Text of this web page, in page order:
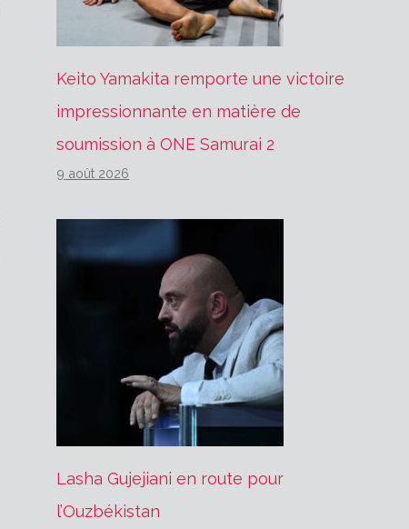
Keito Yamakita remporte une victoire
impressionnante en matière de
soumission à ONE Samurai 2
9 août 2026
Lasha Gujejiani en route pour
l’Ouzbékistan